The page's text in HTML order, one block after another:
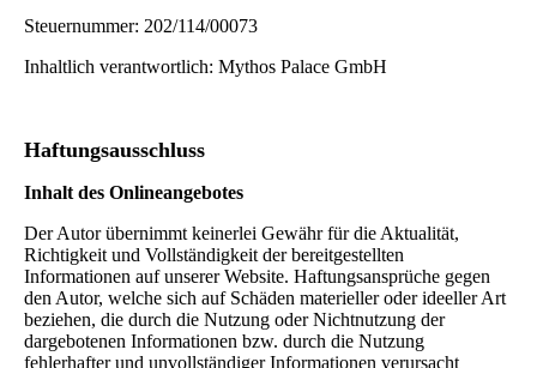
Steuernummer: 202/114/00073
Inhaltlich verantwortlich: Mythos Palace GmbH
Haftungsausschluss
Inhalt des Onlineangebotes
Der Autor übernimmt keinerlei Gewähr für die Aktualität,
Richtigkeit und Vollständigkeit der bereitgestellten
Informationen auf unserer Website. Haftungsansprüche gegen
den Autor, welche sich auf Schäden materieller oder ideeller Art
beziehen, die durch die Nutzung oder Nichtnutzung der
dargebotenen Informationen bzw. durch die Nutzung
fehlerhafter und unvollständiger Informationen verursacht